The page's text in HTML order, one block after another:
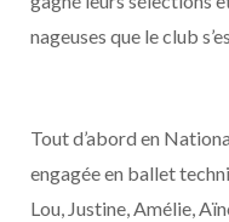
nageuses que le club
Tout d’abord en
engagée en ballet
Lou, Justine, Amélie,